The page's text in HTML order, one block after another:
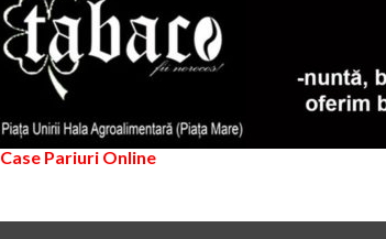
Case Pariuri Online